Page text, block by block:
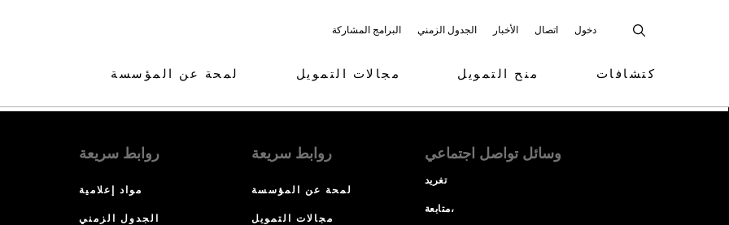
البرامج المشاركة الجدول الزمني الأخبار اتصال دخول
لمحة عن المؤسسة مجالات التمويل منح التمويل كتشافات
روابط سريعة
مواد إعلامية
الجدول الزمني
روابط سريعة
لمحة عن المؤسسة
مجالات التمويل
وسائل تواصل اجتماعي
تغريد
متابعة،